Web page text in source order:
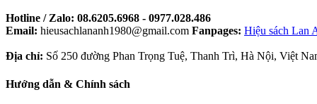
Hotline / Zalo: 08.6205.6968 - 0977.028.486
Email: hieusachlananh1980@gmail.com Fanpages: Hiệu sách Lan
Địa chỉ: Số 250 đường Phan Trọng Tuệ, Thanh Trì, Hà Nội, Việt
Hướng dẫn & Chính sách